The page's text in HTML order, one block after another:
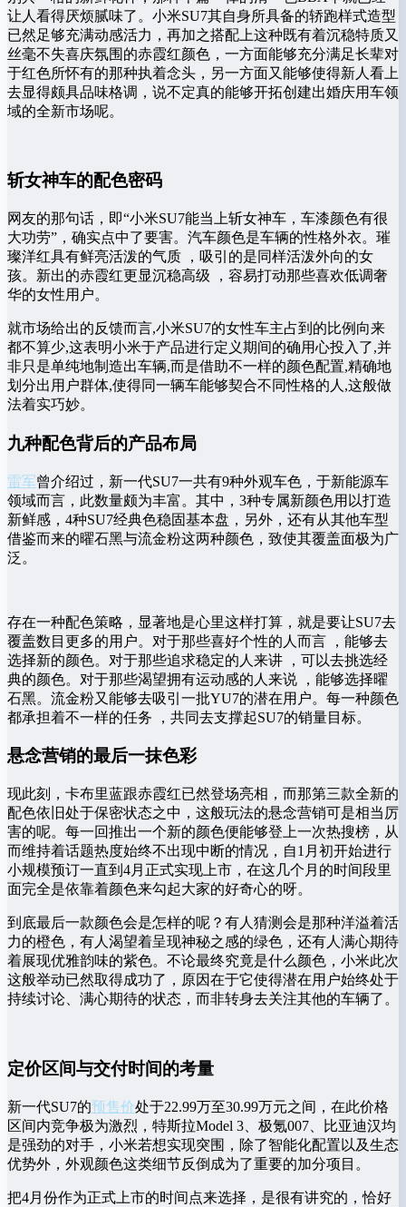
让人看得厌烦腻味了。小米SU7其自身所具备的轿跑样式造型
已然足够充满动感活力，再加之搭配上这种既有着沉稳特质又
丝毫不失喜庆氛围的赤霞红颜色，一方面能够充分满足长辈对
于红色所怀有的那种执着念头，另一方面又能够使得新人看上
去显得颇具品味格调，说不定真的能够开拓创建出婚庆用车领
域的全新市场呢。
斩女神车的配色密码
网友的那句话，即“小米SU7能当上斩女神车，车漆颜色有很
大功劳”，确实点中了要害。汽车颜色是车辆的性格外衣。璀
璨洋红具有鲜亮活泼的气质 ，吸引的是同样活泼外向的女
孩。新出的赤霞红更显沉稳高级 ，容易打动那些喜欢低调奢
华的女性用户。
就市场给出的反馈而言,小米SU7的女性车主占到的比例向来
都不算少,这表明小米于产品进行定义期间的确用心投入了,并
非只是单纯地制造出车辆,而是借助不一样的颜色配置,精确地
划分出用户群体,使得同一辆车能够契合不同性格的人,这般做
法着实巧妙。
九种配色背后的产品布局
雷军曾介绍过，新一代SU7一共有9种外观车色，于新能源车
领域而言，此数量颇为丰富。其中，3种专属新颜色用以打造
新鲜感，4种SU7经典色稳固基本盘，另外，还有从其他车型
借鉴而来的曜石黑与流金粉这两种颜色，致使其覆盖面极为广
泛。
存在一种配色策略，显著地是心里这样打算，就是要让SU7去
覆盖数目更多的用户。对于那些喜好个性的人而言 ，能够去
选择新的颜色。对于那些追求稳定的人来讲 ，可以去挑选经
典的颜色。对于那些渴望拥有运动感的人来说 ，能够选择曜
石黑。流金粉又能够去吸引一批YU7的潜在用户。每一种颜色
都承担着不一样的任务 ，共同去支撑起SU7的销量目标。
悬念营销的最后一抹色彩
现此刻，卡布里蓝跟赤霞红已然登场亮相，而那第三款全新的
配色依旧处于保密状态之中，这般玩法的悬念营销可是相当厉
害的呢。每一回推出一个新的颜色便能够登上一次热搜榜，从
而维持着话题热度始终不出现中断的情况，自1月初开始进行
小规模预订一直到4月正式实现上市，在这几个月的时间段里
面完全是依靠着颜色来勾起大家的好奇心的呀。
到底最后一款颜色会是怎样的呢？有人猜测会是那种洋溢着活
力的橙色，有人渴望着呈现神秘之感的绿色，还有人满心期待
着展现优雅韵味的紫色。不论最终究竟是什么颜色，小米此次
这般举动已然取得成功了，原因在于它使得潜在用户始终处于
持续讨论、满心期待的状态，而非转身去关注其他的车辆了。
定价区间与交付时间的考量
新一代SU7的预售价处于22.99万至30.99万元之间，在此价格
区间内竞争极为激烈，特斯拉Model 3、极氪007、比亚迪汉均
是强劲的对手，小米若想实现突围，除了智能化配置以及生态
优势外，外观颜色这类细节反倒成为了重要的加分项目。
把4月份作为正式上市的时间点来选择，是很有讲究的，恰好